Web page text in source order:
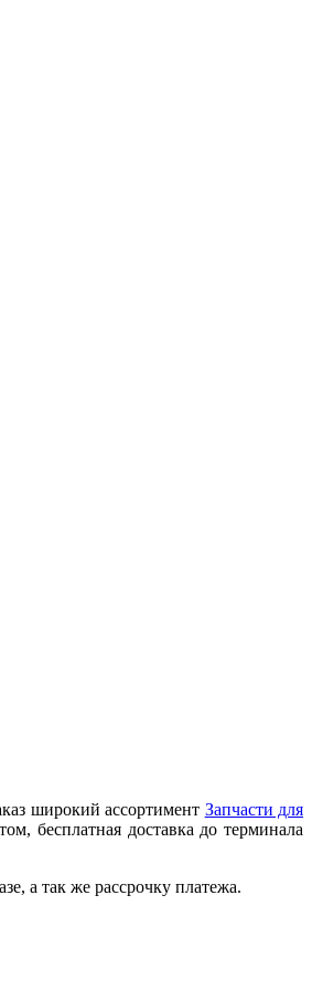
широкий ассортимент Запчасти для
бесплатная доставка до терминала
а так же рассрочку платежа.